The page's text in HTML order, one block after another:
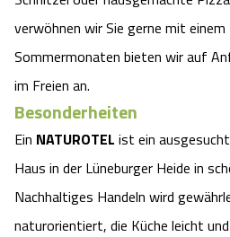
verwöhnen wir Sie gerne mit einem
Sommermonaten bieten wir auf
im Freien an.
Besonderheiten
Ein NATUROTEL ist ein
Haus in der Lüneburger Heide in
Nachhaltiges Handeln wird
naturorientiert, die Küche leicht